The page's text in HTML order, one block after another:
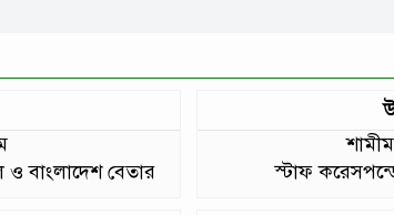
ও বাংলাদেশ বেতার
স্টাফ